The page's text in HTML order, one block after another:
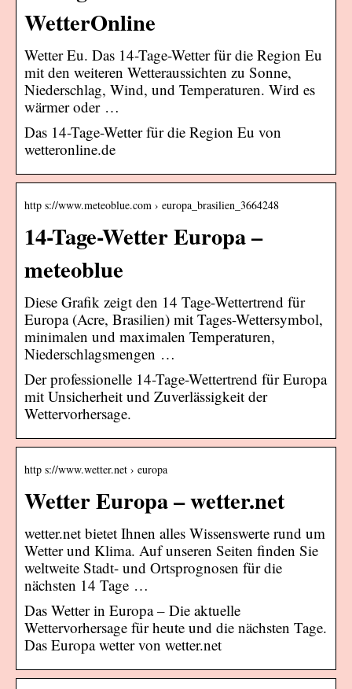
WetterOnline
Wetter Eu. Das 14-Tage-Wetter für die Region Eu
mit den weiteren Wetteraussichten zu Sonne,
Niederschlag, Wind, und Temperaturen. Wird es
wärmer oder …
Das 14-Tage-Wetter für die Region Eu von
wetteronline.de
http s://www.meteoblue.com › europa_brasilien_3664248
14-Tage-Wetter Europa –
meteoblue
Diese Grafik zeigt den 14 Tage-Wettertrend für
Europa (Acre, Brasilien) mit Tages-Wettersymbol,
minimalen und maximalen Temperaturen,
Niederschlagsmengen …
Der professionelle 14-Tage-Wettertrend für Europa
mit Unsicherheit und Zuverlässigkeit der
Wettervorhersage.
http s://www.wetter.net › europa
Wetter Europa – wetter.net
wetter.net bietet Ihnen alles Wissenswerte rund um
Wetter und Klima. Auf unseren Seiten finden Sie
weltweite Stadt- und Ortsprognosen für die
nächsten 14 Tage …
Das Wetter in Europa – Die aktuelle
Wettervorhersage für heute und die nächsten Tage.
Das Europa wetter von wetter.net